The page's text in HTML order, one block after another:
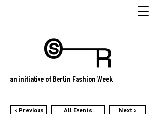
an initiative of Berlin Fashion Week
< Previous All Events Next >